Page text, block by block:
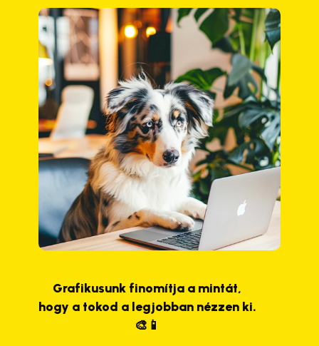
Grafikusunk finomítja a mintát,
hogy a tokod a legjobban nézzen ki.
🎨📱